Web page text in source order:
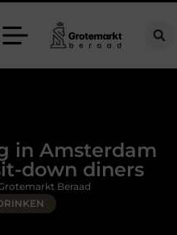
een rijschool in Utrecht?
in Amsterdam
down diners
Beraad